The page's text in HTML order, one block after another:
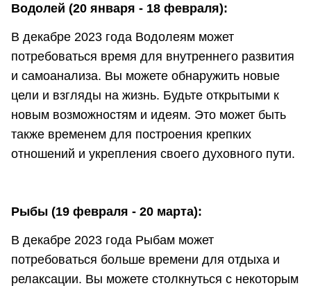
Водолей (20 января - 18 февраля):
В декабре 2023 года Водолеям может
потребоваться время для внутреннего развития
и самоанализа. Вы можете обнаружить новые
цели и взгляды на жизнь. Будьте открытыми к
новым возможностям и идеям. Это может быть
также временем для построения крепких
отношений и укрепления своего духовного пути.
Рыбы (19 февраля - 20 марта):
В декабре 2023 года Рыбам может
потребоваться больше времени для отдыха и
релаксации. Вы можете столкнуться с некоторым